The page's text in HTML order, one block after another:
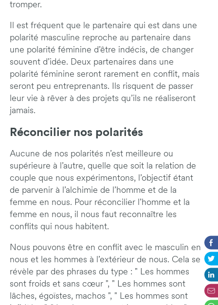
tromper.
Il est fréquent que le partenaire qui est dans une
polarité masculine reproche au partenaire dans
une polarité féminine d’être indécis, de changer
souvent d’idée. Deux partenaires dans une
polarité féminine seront rarement en conflit, mais
seront peu entreprenants. Ils risquent de passer
leur vie à rêver à des projets qu’ils ne réaliseront
jamais.
Réconcilier nos polarités
Aucune de nos polarités n’est meilleure ou
supérieure à l’autre, quelle que soit la relation de
couple que nous expérimentons, l’objectif étant
de parvenir à l’alchimie de l’homme et de la
femme en nous. Pour réconcilier l’homme et la
femme en nous, il nous faut reconnaître les
conflits qui nous habitent.
Nous pouvons être en conflit avec le masculin en
nous et les hommes à l’extérieur de nous. Cela se
révèle par des phrases du type : " Les hommes
sont froids et sans cœur ", " Les hommes sont
lâches, égoïstes, machos ", " Les hommes sont